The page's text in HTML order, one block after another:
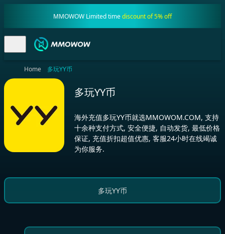
MMOWOW Limited timediscount of 5% off
Home 多玩YY币
多玩YY币
海外充值多玩YY币就选MMOWOM.COM, 支持
十余种支付方式, 安全便捷, 自动发货, 最低价格
保证, 充值折扣超值优惠, 客服24小时在线竭诚
为你服务.
多玩YY币